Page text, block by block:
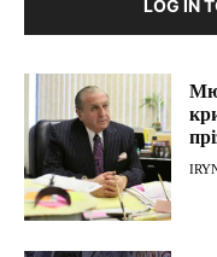
LOG IN